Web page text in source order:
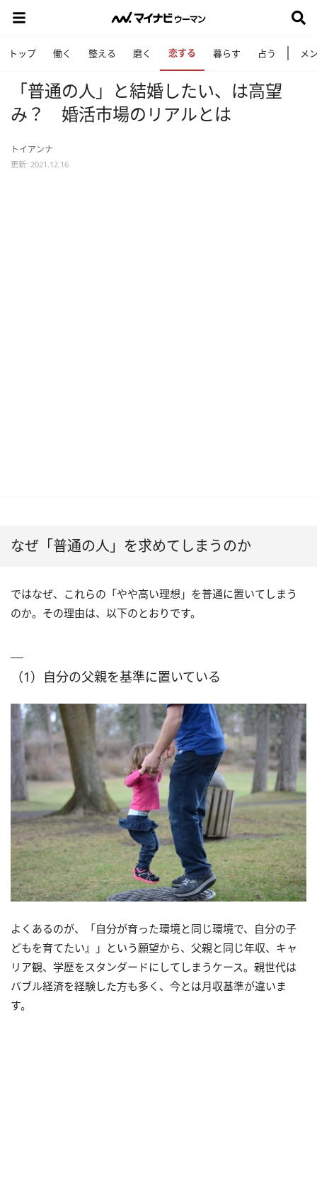
トップ 働く 整える 磨く 恋する 暮らす 占う メ
「普通の人」と結婚したい、は高望
み？ 婚活市場のリアルとは
トイアンナ
更新: 2021.12.16
なぜ「普通の人」を求めてしまうのか
ではなぜ、これらの「やや高い理想」を普通に置いてしまう
のか。その理由は、以下のとおりです。
（1）自分の父親を基準に置いている
よくあるのが、「自分が育った環境と同じ環境で、自分の子
どもを育てたい』」という願望から、父親と同じ年収、キャ
リア観、学歴をスタンダードにしてしまうケース。親世代は
バブル経済を経験した方も多く、今とは月収基準が違いま
す。